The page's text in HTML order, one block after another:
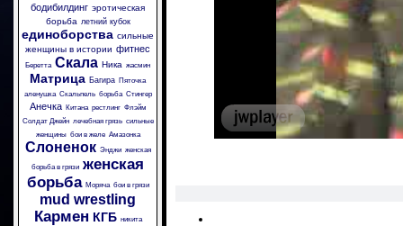
бодибилдинг эротическая
борьба летний кубок
единоборства сильные
женщины в истории фитнес
Беретта Скала Ника жасмин
Матрица Багира Пяточка
аленушка Скальпель борьба Стингер
Анечка Китана рестлинг Флэйм
Солдат Джейн лечебная грязь сильные
женщины бои в желе Амазонка
Слоненок Энджи женская
борьба в грязи женская
борьба
Моряча бои в грязи
mud wrestling
Кармен КГБ никита